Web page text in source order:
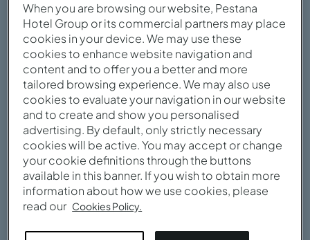
When you are browsing our website, Pestana
Hotel Group or its commercial partners may place
cookies in your device. We may use these
cookies to enhance website navigation and
content and to offer you a better and more
tailored browsing experience. We may also use
cookies to evaluate your navigation in our website
and to create and show you personalised
advertising. By default, only strictly necessary
cookies will be active. You may accept or change
your cookie definitions through the buttons
available in this banner. If you wish to obtain more
information about how we use cookies, please
read our Cookies Policy.